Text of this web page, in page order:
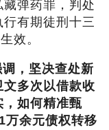
弹药罪，判处
有期徒刑十三
效。
，坚决查处新
多次以借款收
，如何精准甄
万余元债权转移